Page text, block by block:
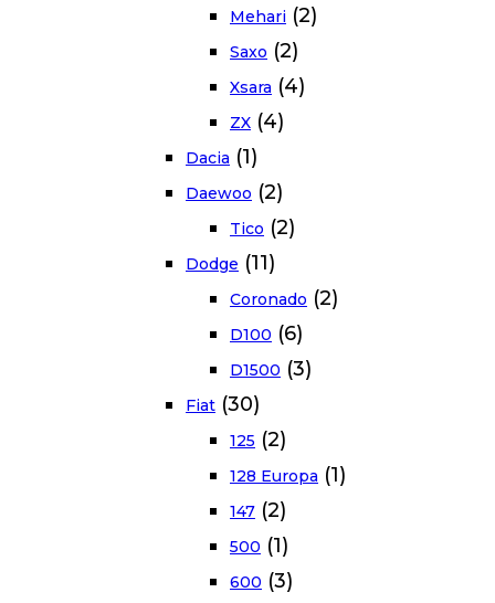
Mehari (2)
Saxo (2)
Xsara (4)
ZX (4)
Dacia (1)
Daewoo (2)
Tico (2)
Dodge (11)
Coronado (2)
D100 (6)
D1500 (3)
Fiat (30)
125 (2)
128 Europa (1)
147 (2)
500 (1)
600 (3)